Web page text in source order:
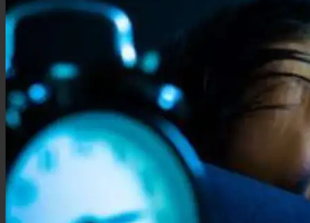
พ.ร.บ. รถยนต์
ประกันอัคคีภัย
ประกันอุบัติเหตุ
ประกันสัตว์เลี้ยง
ลูกค้าองค์กร
ประกันความเสี่ยงภัยทรัพย์สิน (IAR)
ประกันกลุ่มองค์กร
ประกันคีย์แมน
ค้นหาประกันสุขภาพ
โปรโมชั่น
บทความ
ติดต่อเรา
สมัครตัวแทน